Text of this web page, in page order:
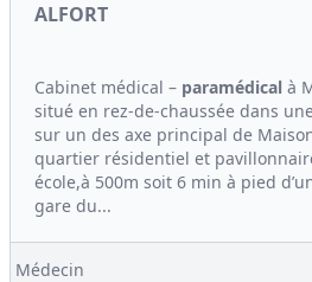
ALFORT
Cabinet médical – paramédical à
situé en rez-de-chaussée dans
sur un des axe principal de
quartier résidentiel et
école,à 500m soit 6 min à pied
gare du...
Médecin